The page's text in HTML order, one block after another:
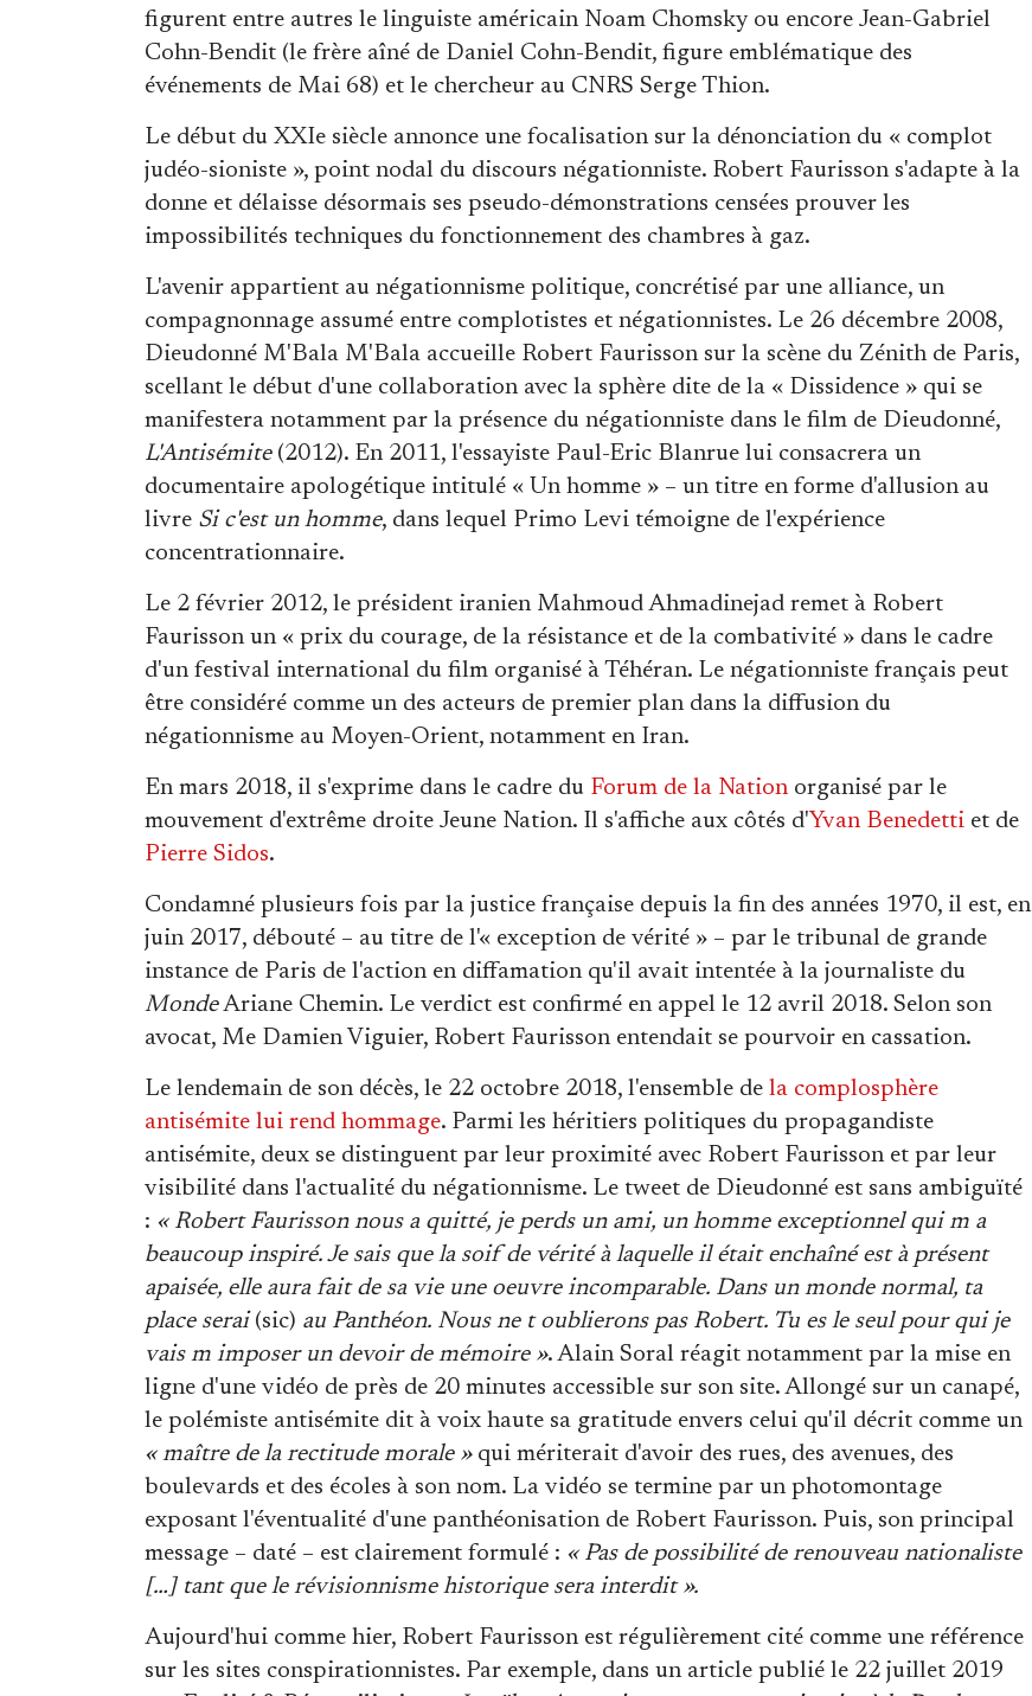
figurent entre autres le linguiste américain Noam Chomsky ou encore Jean-Gabriel
Cohn-Bendit (le frère aîné de Daniel Cohn-Bendit, figure emblématique des
événements de Mai 68) et le chercheur au CNRS Serge Thion.
Le début du XXIe siècle annonce une focalisation sur la dénonciation du « complot
judéo-sioniste », point nodal du discours négationniste. Robert Faurisson s'adapte à la
donne et délaisse désormais ses pseudo-démonstrations censées prouver les
impossibilités techniques du fonctionnement des chambres à gaz.
L'avenir appartient au négationnisme politique, concrétisé par une alliance, un
compagnonnage assumé entre complotistes et négationnistes. Le 26 décembre 2008,
Dieudonné M'Bala M'Bala accueille Robert Faurisson sur la scène du Zénith de Paris,
scellant le début d'une collaboration avec la sphère dite de la « Dissidence » qui se
manifestera notamment par la présence du négationniste dans le film de Dieudonné,
L'Antisémite(2012). En 2011, l'essayiste Paul-Eric Blanrue lui consacrera un
documentaire apologétique intitulé « Un homme » – un titre en forme d'allusion au
livre Si c'est un homme, dans lequel Primo Levi témoigne de l'expérience
concentrationnaire.
Le 2 février 2012, le président iranien Mahmoud Ahmadinejad remet à Robert
Faurisson un « prix du courage, de la résistance et de la combativité » dans le cadre
d'un festival international du film organisé à Téhéran. Le négationniste français peut
être considéré comme un des acteurs de premier plan dans la diffusion du
négationnisme au Moyen-Orient, notamment en Iran.
En mars 2018, il s'exprime dans le cadre du Forum de la Nationorganisé par le
mouvement d'extrême droite Jeune Nation. Il s'affiche aux côtés d'Yvan Benedetti et de
Pierre Sidos.
Condamné plusieurs fois par la justice française depuis la fin des années 1970, il est, en
juin 2017, débouté – au titre de l'« exception de vérité » – par le tribunal de grande
instance de Paris de l'action en diffamation qu'il avait intentée à la journaliste du
MondeAriane Chemin. Le verdict est confirmé en appel le 12 avril 2018. Selon son
avocat, Me Damien Viguier, Robert Faurisson entendait se pourvoir en cassation.
Le lendemain de son décès, le 22 octobre 2018, l'ensemble de la complosphère
antisémite lui rend hommage. Parmi les héritiers politiques du propagandiste
antisémite, deux se distinguent par leur proximité avec Robert Faurisson et par leur
visibilité dans l'actualité du négationnisme. Le tweet de Dieudonné est sans ambiguïté
: « Robert Faurisson nous a quitté, je perds un ami, un homme exceptionnel qui m a
beaucoup inspiré. Je sais que la soif de vérité à laquelle il était enchaîné est à présent
apaisée, elle aura fait de sa vie une oeuvre incomparable. Dans un monde normal, ta
place serai (sic) au Panthéon. Nous ne t oublierons pas Robert. Tu es le seul pour qui je
vais m imposer un devoir de mémoire ». Alain Soral réagit notamment par la mise en
ligne d'une vidéo de près de 20 minutes accessible sur son site. Allongé sur un canapé,
le polémiste antisémite dit à voix haute sa gratitude envers celui qu'il décrit comme un
« maître de la rectitude morale » qui mériterait d'avoir des rues, des avenues, des
boulevards et des écoles à son nom. La vidéo se termine par un photomontage
exposant l'éventualité d'une panthéonisation de Robert Faurisson. Puis, son principal
message – daté – est clairement formulé : « Pas de possibilité de renouveau nationaliste
[…] tant que le révisionnisme historique sera interdit ».
Aujourd'hui comme hier, Robert Faurisson est régulièrement cité comme une référence
sur les sites conspirationnistes. Par exemple, dans un article publié le 22 juillet 2019